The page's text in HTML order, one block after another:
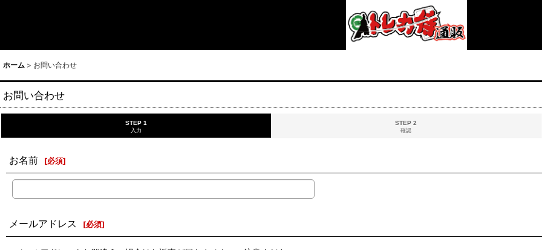
ホーム > お問い合わせ
お問い合わせ
STEP 1
入力
STEP 2
確認
お名前 [必須]
メールアドレス [必須]